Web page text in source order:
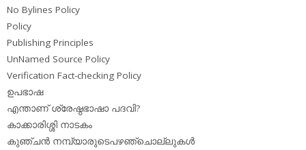
No Bylines Policy
Policy
Publishing Principles
UnNamed Source Policy
Verification Fact-checking Policy
ഉപഭാഷ
എന്താണ് ശ്രേഷ്ഠഭാഷാ പദവി?
കാക്കാരിശ്ശി നാടകം
കുഞ്ചന്‍ നമ്പ്യാരുടെപഴഞ്ചൊല്ലുകള്‍